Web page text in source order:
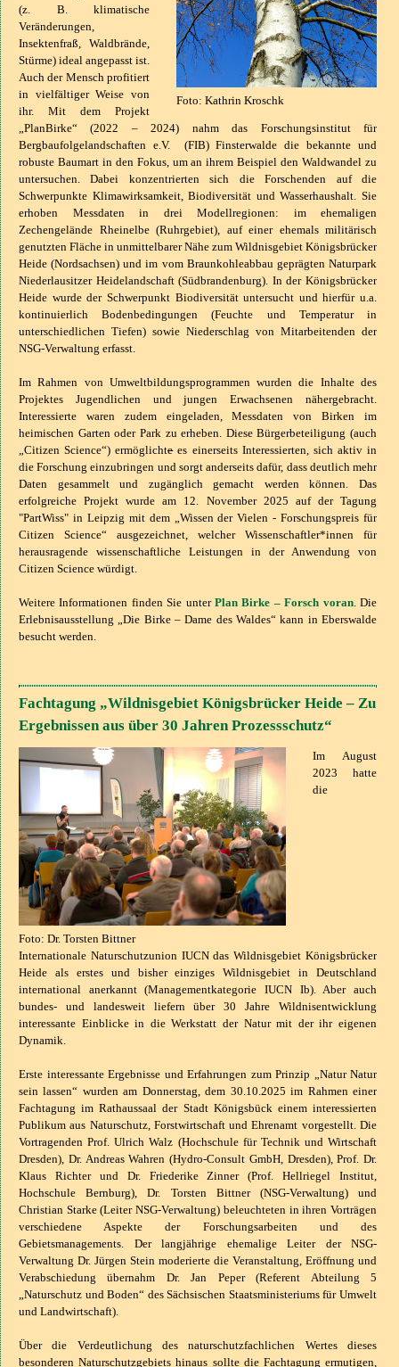
Foto: Kathrin Kroschk
(z. B. klimatische
Veränderungen,
Insektenfraß, Waldbrände,
Stürme) ideal angepasst ist.
Auch der Mensch profitiert
in vielfältiger Weise von
ihr. Mit dem Projekt
„PlanBirke“ (2022 – 2024) nahm das Forschungsinstitut für
Bergbaufolgelandschaften e.V. (FIB) Finsterwalde die bekannte und
robuste Baumart in den Fokus, um an ihrem Beispiel den Waldwandel zu
untersuchen. Dabei konzentrierten sich die Forschenden auf die
Schwerpunkte Klimawirksamkeit, Biodiversität und Wasserhaushalt. Sie
erhoben Messdaten in drei Modellregionen: im ehemaligen
Zechengelände Rheinelbe (Ruhrgebiet), auf einer ehemals militärisch
genutzten Fläche in unmittelbarer Nähe zum Wildnisgebiet Königsbrücker
Heide (Nordsachsen) und im vom Braunkohleabbau geprägten Naturpark
Niederlausitzer Heidelandschaft (Südbrandenburg). In der Königsbrücker
Heide wurde der Schwerpunkt Biodiversität untersucht und hierfür u.a.
kontinuierlich Bodenbedingungen (Feuchte und Temperatur in
unterschiedlichen Tiefen) sowie Niederschlag von Mitarbeitenden der
NSG-Verwaltung erfasst.
Im Rahmen von Umweltbildungsprogrammen wurden die Inhalte des
Projektes Jugendlichen und jungen Erwachsenen nähergebracht.
Interessierte waren zudem eingeladen, Messdaten von Birken im
heimischen Garten oder Park zu erheben. Diese Bürgerbeteiligung (auch
„Citizen Science“) ermöglichtees einerseits Interessierten, sich aktiv in
die Forschung einzubringen und sorgt anderseits dafür, dass deutlich mehr
Daten gesammelt und zugänglich gemacht werden können. Das
erfolgreiche Projekt wurde am 12. November 2025 auf der Tagung
"PartWiss" in Leipzig mit dem „Wissen der Vielen - Forschungspreis für
Citizen Science“ ausgezeichnet, welcher Wissenschaftler*innen für
herausragende wissenschaftliche Leistungen in der Anwendung von
Citizen Science würdigt.
Weitere Informationen finden Sie unter Plan Birke – Forsch voran. Die
Erlebnisausstellung „Die Birke – Dame des Waldes“ kann in Eberswalde
besucht werden.
Fachtagung „Wildnisgebiet Königsbrücker Heide – Zu
Ergebnissen aus über 30 Jahren Prozessschutz“
Foto: Dr. Torsten Bittner
Im August
2023 hatte
die
Internationale Naturschutzunion IUCN das Wildnisgebiet Königsbrücker
Heide als erstes und bisher einziges Wildnisgebiet in Deutschland
international anerkannt (Managementkategorie IUCN Ib). Aber auch
bundes- und landesweit liefern über 30 Jahre Wildnisentwicklung
interessante Einblicke in die Werkstatt der Natur mit der ihr eigenen
Dynamik.
Erste interessante Ergebnisse und Erfahrungen zum Prinzip „Natur Natur
sein lassen“ wurden am Donnerstag, dem 30.10.2025 im Rahmen einer
Fachtagung im Rathaussaal der Stadt Königsbück einem interessierten
Publikum aus Naturschutz, Forstwirtschaft und Ehrenamt vorgestellt. Die
Vortragenden Prof. Ulrich Walz (Hochschule für Technik und Wirtschaft
Dresden), Dr. Andreas Wahren (Hydro-Consult GmbH, Dresden), Prof. Dr.
Klaus Richter und Dr. Friederike Zinner (Prof. Hellriegel Institut,
Hochschule Bernburg), Dr. Torsten Bittner (NSG-Verwaltung) und
Christian Starke (Leiter NSG-Verwaltung) beleuchteten in ihren Vorträgen
verschiedene Aspekte der Forschungsarbeiten und des
Gebietsmanagements. Der langjährige ehemalige Leiter der NSG-
Verwaltung Dr. Jürgen Stein moderierte die Veranstaltung, Eröffnung und
Verabschiedung übernahm Dr. Jan Peper (Referent Abteilung 5
„Naturschutz und Boden“ des Sächsischen Staatsministeriums für Umwelt
und Landwirtschaft).
Über die Verdeutlichung des naturschutzfachlichen Wertes dieses
besonderen Naturschutzgebiets hinaus sollte die Fachtagung ermutigen,